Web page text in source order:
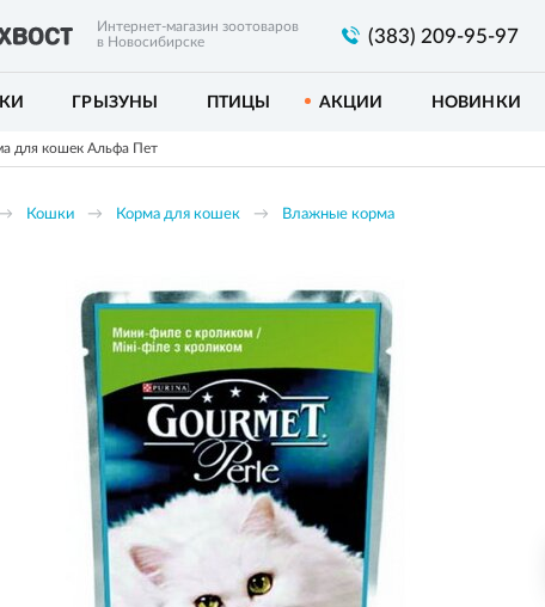
Интернет-магазин зоотоваров
в Новосибирске
(383) 209-95-97
ГРЫЗУНЫ ПТИЦЫ АКЦИИ НОВИНКИ
для кошек Альфа Пет
Кошки Корма для кошек Влажные корма